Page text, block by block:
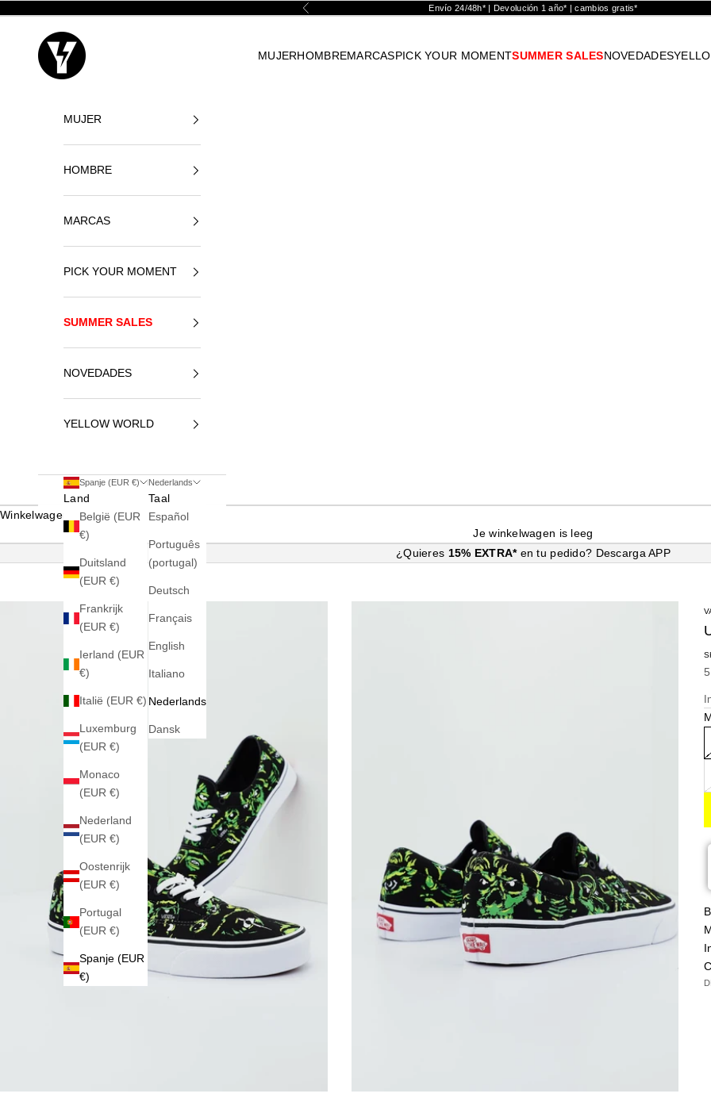
Vorige Envío 24/48h* | Devolución 1 año* | cambios gratis*
Yellowshop
MUJERHOMBREMARCASPICK YOUR MOMENTSUMMER SALESNOVEDADES
MUJER
HOMBRE
MARCAS
PICK YOUR MOMENT
SUMMER SALES
NOVEDADES
YELLOW WORLD
Spanje (EUR €)
Land
België (EUR
€)
Duitsland
(EUR €)
Frankrijk
(EUR €)
Ierland (EUR
€)
Italië (EUR €)
Luxemburg
(EUR €)
Monaco
(EUR €)
Nederland
(EUR €)
Oostenrijk
(EUR €)
Portugal
(EUR €)
Spanje (EUR
€)
Nederlands
Taal
Español
Português
(portugal)
Deutsch
Français
English
Italiano
Nederlands
Dansk
Winkelwagen
Je winkelwagen is leeg
¿Quieres 15% EXTRA* en tu pedido? Descarga APP